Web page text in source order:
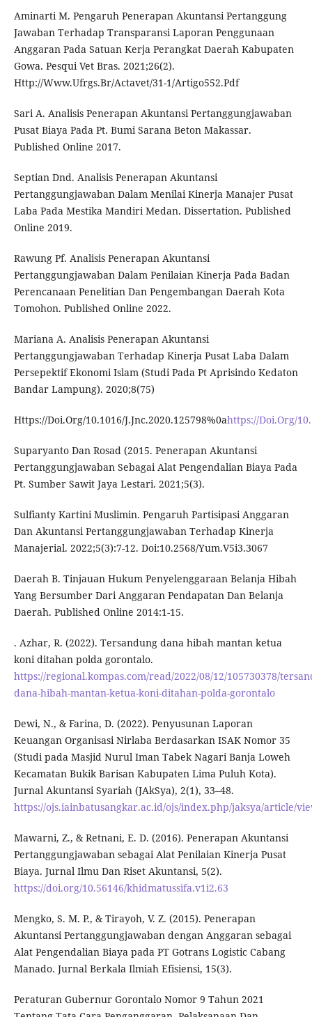
Aminarti M. Pengaruh Penerapan Akuntansi Pertanggung
Jawaban Terhadap Transparansi Laporan Penggunaan
Anggaran Pada Satuan Kerja Perangkat Daerah Kabupaten
Gowa. Pesqui Vet Bras. 2021;26(2).
Http://Www.Ufrgs.Br/Actavet/31-1/Artigo552.Pdf
Sari A. Analisis Penerapan Akuntansi Pertanggungjawaban
Pusat Biaya Pada Pt. Bumi Sarana Beton Makassar.
Published Online 2017.
Septian Dnd. Analisis Penerapan Akuntansi
Pertanggungjawaban Dalam Menilai Kinerja Manajer Pusat
Laba Pada Mestika Mandiri Medan. Dissertation. Published
Online 2019.
Rawung Pf. Analisis Penerapan Akuntansi
Pertanggungjawaban Dalam Penilaian Kinerja Pada Badan
Perencanaan Penelitian Dan Pengembangan Daerah Kota
Tomohon. Published Online 2022.
Mariana A. Analisis Penerapan Akuntansi
Pertanggungjawaban Terhadap Kinerja Pusat Laba Dalam
Persepektif Ekonomi Islam (Studi Pada Pt Aprisindo Kedaton
Bandar Lampung). 2020;8(75)
Https://Doi.Org/10.1016/J.Jnc.2020.125798%0ahttps://Doi.Org/
Suparyanto Dan Rosad (2015. Penerapan Akuntansi
Pertanggungjawaban Sebagai Alat Pengendalian Biaya Pada
Pt. Sumber Sawit Jaya Lestari. 2021;5(3).
Sulfianty Kartini Muslimin. Pengaruh Partisipasi Anggaran
Dan Akuntansi Pertanggungjawaban Terhadap Kinerja
Manajerial. 2022;5(3):7-12. Doi:10.2568/Yum.V5i3.3067
Daerah B. Tinjauan Hukum Penyelenggaraan Belanja Hibah
Yang Bersumber Dari Anggaran Pendapatan Dan Belanja
Daerah. Published Online 2014:1-15.
. Azhar, R. (2022). Tersandung dana hibah mantan ketua
koni ditahan polda gorontalo.
https://regional.kompas.com/read/2022/08/12/105730378/
dana-hibah-mantan-ketua-koni-ditahan-polda-gorontalo
Dewi, N., & Farina, D. (2022). Penyusunan Laporan
Keuangan Organisasi Nirlaba Berdasarkan ISAK Nomor 35
(Studi pada Masjid Nurul Iman Tabek Nagari Banja Loweh
Kecamatan Bukik Barisan Kabupaten Lima Puluh Kota).
Jurnal Akuntansi Syariah (JAkSya), 2(1), 33–48.
https://ojs.iainbatusangkar.ac.id/ojs/index.php/jaksya/article/
Mawarni, Z., & Retnani, E. D. (2016). Penerapan Akuntansi
Pertanggungjawaban sebagai Alat Penilaian Kinerja Pusat
Biaya. Jurnal Ilmu Dan Riset Akuntansi, 5(2).
https://doi.org/10.56146/khidmatussifa.v1i2.63
Mengko, S. M. P., & Tirayoh, V. Z. (2015). Penerapan
Akuntansi Pertanggungjawaban dengan Anggaran sebagai
Alat Pengendalian Biaya pada PT Gotrans Logistic Cabang
Manado. Jurnal Berkala Ilmiah Efisiensi, 15(3).
Peraturan Gubernur Gorontalo Nomor 9 Tahun 2021